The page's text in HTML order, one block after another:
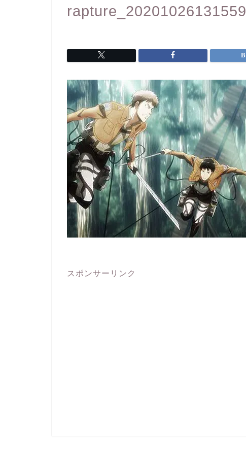
rapture_20201026131559
スポンサーリンク